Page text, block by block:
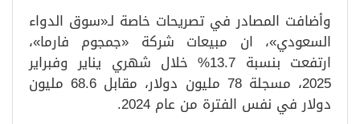
وأضافت المصادر في تصريحات خاصة لـ«سوق الدواء
السعودي»، ان مبيعات شركة «جمجوم فارما»،
ارتفعت بنسبة 13.7% خلال شهري يناير وفبراير
2025، مسجلة 78 مليون دولار، مقابل 68.6 مليون
دولار في نفس الفترة من عام 2024.